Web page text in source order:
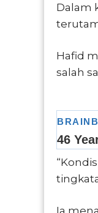
Dalam
Hafid
salah
Ia